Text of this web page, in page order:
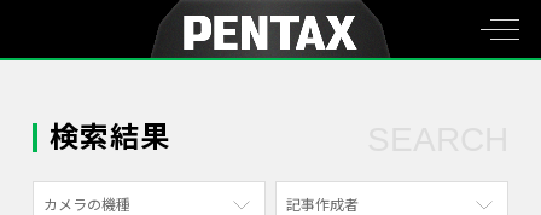
検索結果
カメラの機種 記事作成者